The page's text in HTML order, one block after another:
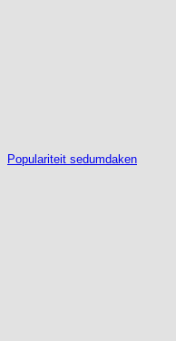
Populariteit sedumdaken